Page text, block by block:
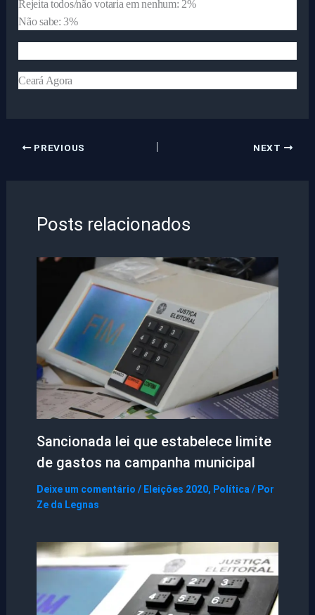
Rejeita todos/não votaria em nenhum: 2%
Não sabe: 3%
Ceará Agora
PREVIOUS NEXT
Posts relacionados
Sancionada lei que estabelece limite
de gastos na campanha municipal
Deixe um comentário / Eleições 2020, Política / Por
Ze da Legnas